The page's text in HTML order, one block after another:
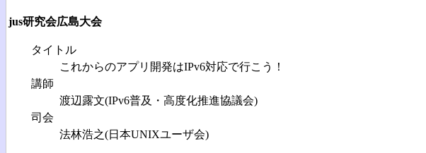
jus研究会広島大会
タイトル
これからのアプリ開発はIPv6対応で行こう！
講師
渡辺露文(IPv6普及・高度化推進協議会)
司会
法林浩之(日本UNIXユーザ会)